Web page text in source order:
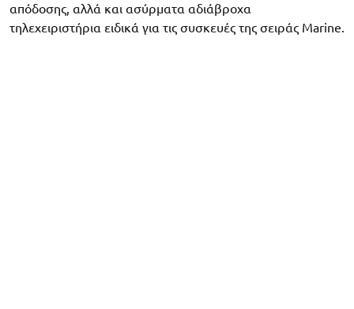
απόδοσης, αλλά και ασύρματα αδιάβροχα
τηλεχειριστήρια ειδικά για τις συσκευές της σειράς Marine.